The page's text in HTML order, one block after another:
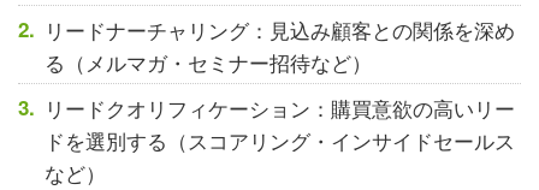
リードナーチャリング：見込み顧客との関係を深め
る（メルマガ・セミナー招待など）
リードクオリフィケーション：購買意欲の高いリー
ドを選別する（スコアリング・インサイドセールス
など）